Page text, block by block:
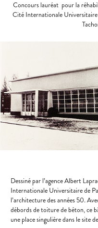
Concours lauréat pour la
Cité Internationale
Dessiné par l’agence Albert
Internationale Universitaire de
l’architecture des années 50.
débords de toiture de béton, ce
une place singulière dans le site